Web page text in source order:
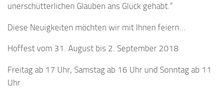
unerschütterlichen Glauben ans Glück gehabt.“
Diese Neuigkeiten möchten wir mit Ihnen feiern…
Hoffest vom 31. August bis 2. September 2018
Freitag ab 17 Uhr, Samstag ab 16 Uhr und Sonntag ab 11
Uhr